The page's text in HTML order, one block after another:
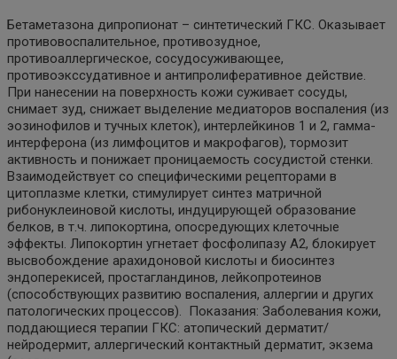
Бетаметазона дипропионат – синтетический ГКС. Оказывает
противовоспалительное, противозудное,
противоаллергическое, сосудосуживающее,
противоэкссудативное и антипролиферативное действие.
При нанесении на поверхность кожи суживает сосуды,
снимает зуд, снижает выделение медиаторов воспаления (из
эозинофилов и тучных клеток), интерлейкинов 1 и 2, гамма-
интерферона (из лимфоцитов и макрофагов), тормозит
активность и понижает проницаемость сосудистой стенки.
Взаимодействует со специфическими рецепторами в
цитоплазме клетки, стимулирует синтез матричной
рибонуклеиновой кислоты, индуцирующей образование
белков, в т.ч. липокортина, опосредующих клеточные
эффекты. Липокортин угнетает фосфолипазу А2, блокирует
высвобождение арахидоновой кислоты и биосинтез
эндоперекисей, простагландинов, лейкопротеинов
(способствующих развитию воспаления, аллергии и других
патологических процессов). Показания: Заболевания кожи,
поддающиеся терапии ГКС: атопический дерматит/
нейродермит, аллергический контактный дерматит, экзема